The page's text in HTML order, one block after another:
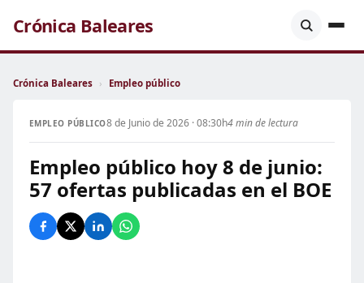
Crónica Baleares
Crónica Baleares › Empleo público
EMPLEO PÚBLICO8 de Junio de 2026 · 08:30h4 min de lectura
Empleo público hoy 8 de junio:
57 ofertas publicadas en el BOE